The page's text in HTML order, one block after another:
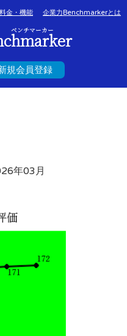
料金・機能 企業力Benchmarkerとは
ベンチマーカー
規会員登録
年03月